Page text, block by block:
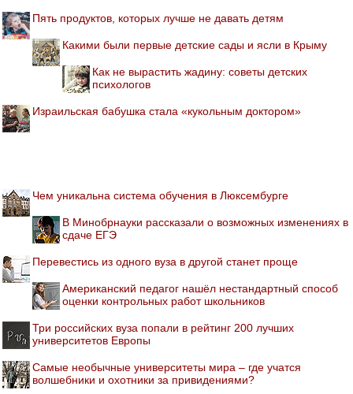
Пять продуктов, которых лучше не давать детям
Какими были первые детские сады и ясли в Крыму
Как не вырастить жадину: советы детских
психологов
Израильская бабушка стала «кукольным доктором»
Чем уникальна система обучения в Люксембурге
В Минобрнауки рассказали о возможных изменениях в
сдаче ЕГЭ
Перевестись из одного вуза в другой станет проще
Американский педагог нашёл нестандартный способ
оценки контрольных работ школьников
Три российских вуза попали в рейтинг 200 лучших
университетов Европы
Самые необычные университеты мира – где учатся
волшебники и охотники за привидениями?